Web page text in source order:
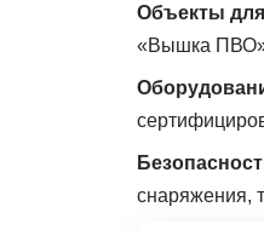
Объекты
«Вышка ПВО»
снаряжения,